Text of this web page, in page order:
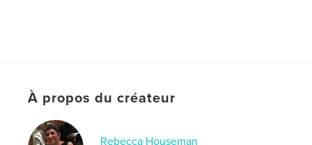
À propos du créateur
Rebecca Houseman